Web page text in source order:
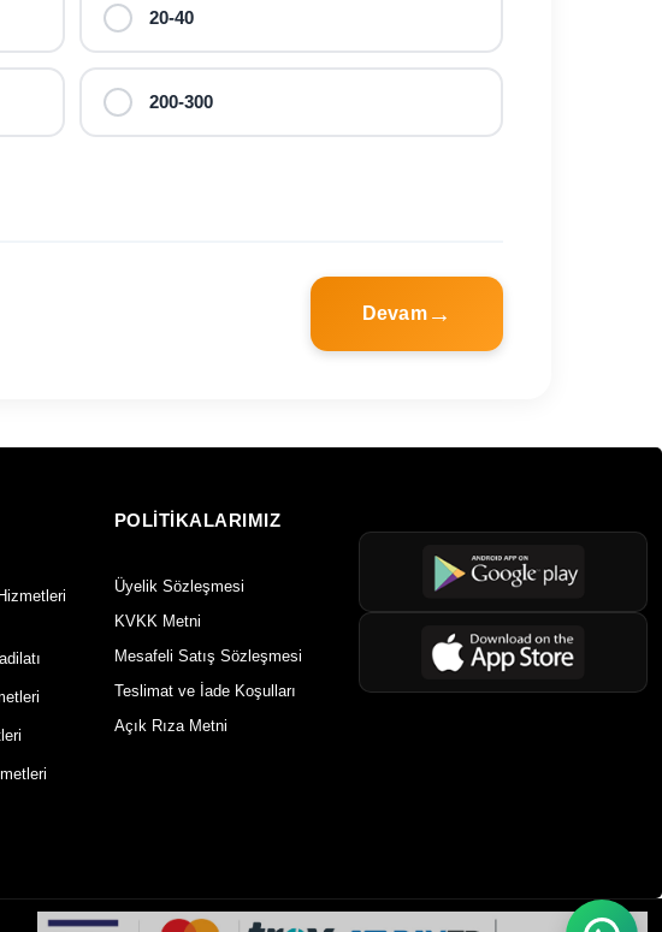
20-40
200-300
Devam
POLİTİKALARIMIZ
Üyelik Sözleşmesi
KVKK Metni
Mesafeli Satış Sözleşmesi
Teslimat ve İade Koşulları
Açık Rıza Metni